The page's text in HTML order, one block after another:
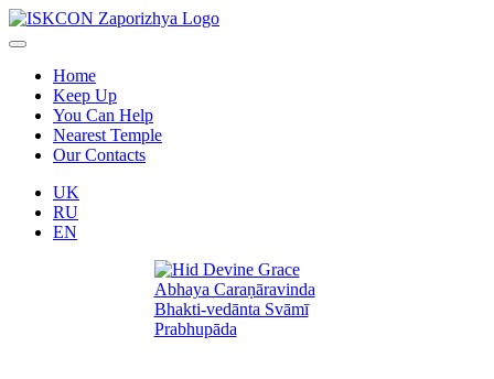
Home
Keep Up
You Can Help
Nearest Temple
Our Contacts
UK
RU
EN